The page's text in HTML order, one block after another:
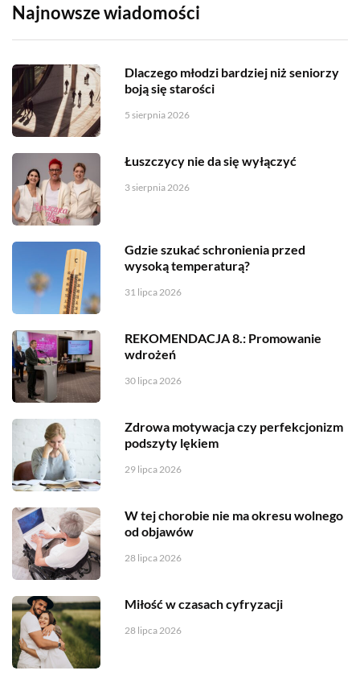
Najnowsze wiadomości
Dlaczego młodzi bardziej niż seniorzy
boją się starości
5 sierpnia 2026
Łuszczycy nie da się wyłączyć
3 sierpnia 2026
Gdzie szukać schronienia przed
wysoką temperaturą?
31 lipca 2026
REKOMENDACJA 8.: Promowanie
wdrożeń
30 lipca 2026
Zdrowa motywacja czy perfekcjonizm
podszyty lękiem
29 lipca 2026
W tej chorobie nie ma okresu wolnego
od objawów
28 lipca 2026
Miłość w czasach cyfryzacji
28 lipca 2026